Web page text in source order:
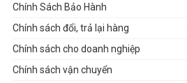
Chính Sách Bảo Hành
Chính sách đổi, trả lại hàng
Chính sách cho doanh nghiệp
Chính sách vận chuyển